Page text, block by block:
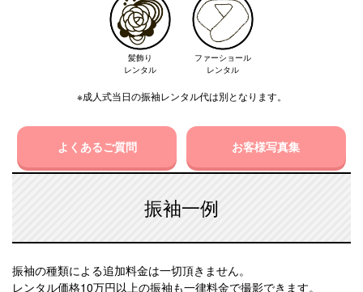
髪飾り
レンタル
ファーショール
レンタル
※成人式当日の振袖レンタル代は別となります。
よくあるご質問 お客様写真集
振袖一例
振袖の種類による追加料金は一切頂きません。
レンタル価格10万円以上の振袖も一律料金で撮影できます。